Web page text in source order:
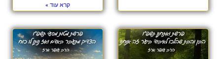
קרא עוד »